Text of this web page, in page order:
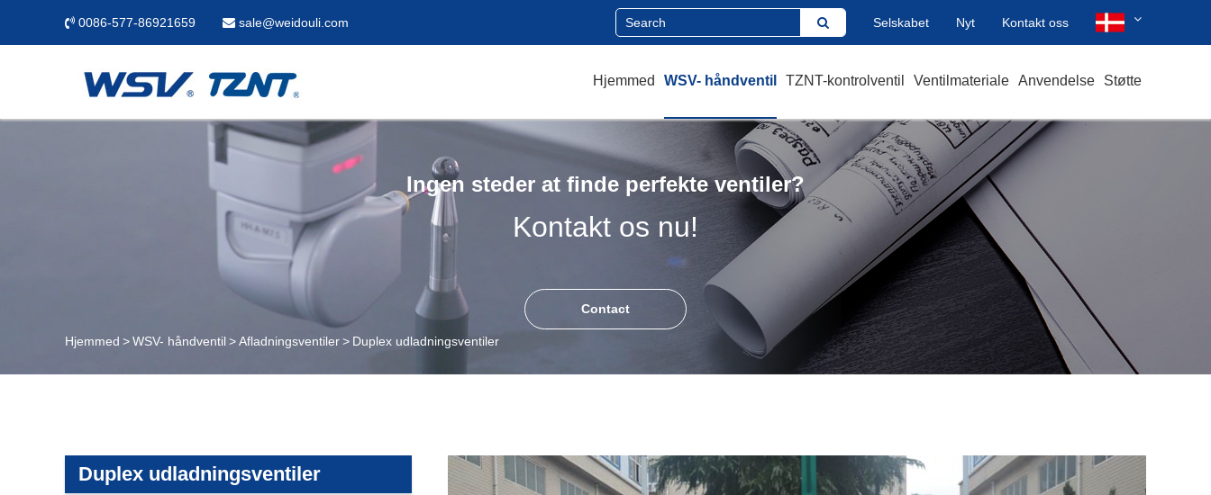
0086-577-86921659 sale@weidouli.com Selskabet Nyt Kontakt oss
Hjemmed WSV- håndventil TZNT-kontrolventil Ventilmateriale Anvendelse Støtte
Ingen steder at finde perfekte ventiler?
Kontakt os nu!
Contact
Hjemmed WSV- håndventil Afladningsventiler Duplex udladningsventiler
Duplex udladningsventiler